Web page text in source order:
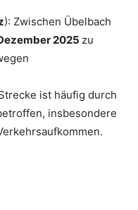
): Zwischen Übelbach
2025 zu
ist häufig durch
insbesondere